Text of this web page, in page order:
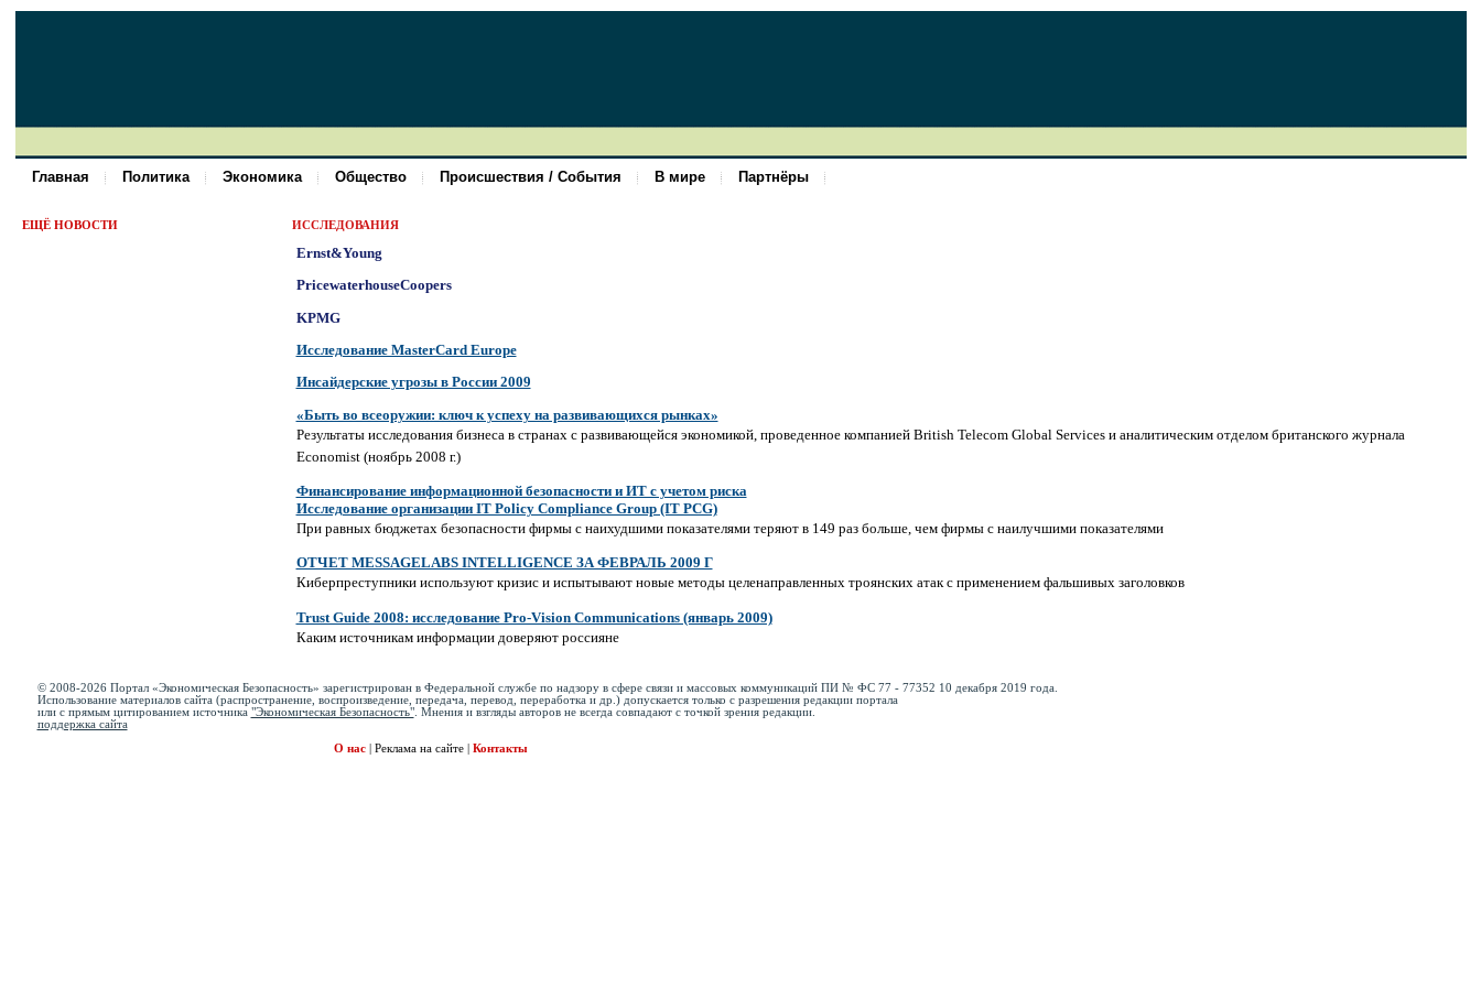
Главная Политика Экономика Общество Происшествия / События В мире Партнёры
ЕЩЁ НОВОСТИ ИССЛЕДОВАНИЯ
Ernst&Young
PricewaterhouseCoopers
KPMG
Исследование MasterCard Europe
Инсайдерские угрозы в России 2009
«Быть во всеоружии: ключ к успеху на развивающихся рынках»
Результаты исследования бизнеса в странах с развивающейся экономикой, проведенное компанией British Telecom Global Services и аналитическим отделом британского журнала
Economist (ноябрь 2008 г.)
Финансирование информационной безопасности и ИТ с учетом риска
Исследование организации IT Policy Compliance Group (IT PCG)
При равных бюджетах безопасности фирмы с наихудшими показателями теряют в 149 раз больше, чем фирмы с наилучшими показателями
ОТЧЕТ MESSAGELABS INTELLIGENCE ЗА ФЕВРАЛЬ 2009 Г
Киберпреступники используют кризис и испытывают новые методы целенаправленных троянских атак с применением фальшивых заголовков
Trust Guide 2008: исследование Pro-Vision Communications (январь 2009)
Каким источникам информации доверяют россияне
© 2008-2026 Портал «Экономическая Безопасность» зарегистрирован в Федеральной службе по надзору в сфере связи и массовых коммуникаций ПИ № ФС 77 - 77352 10 декабря 2019 года.
Использование материалов сайта (распространение, воспроизведение, передача, перевод, переработка и др.) допускается только с разрешения редакции портала
или с прямым цитированием источника "Экономическая Безопасность". Мнения и взгляды авторов не всегда совпадают с точкой зрения редакции.
поддержка сайта
О нас| Реклама на сайте Контакты